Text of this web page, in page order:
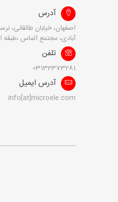
آدرس
اصفهان، خیابان طالقانی،
آبادی، مجتمع الماس ،طبقه
تلفن
03132373281
آدرس ایمیل
info[at]microele.com